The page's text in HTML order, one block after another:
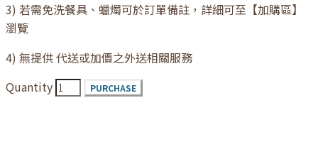
3) 若需免洗餐具、蠟燭可於訂單備註，詳細可至【加購區】
瀏覽
4) 無提供 代送或加價之外送相關服務
Quantity
PURCHASE